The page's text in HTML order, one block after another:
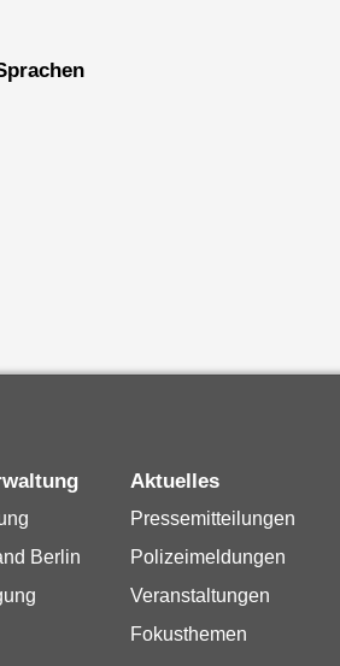
Berlin
Aktuelles
Pressemitteilungen
Polizeimeldungen
Veranstaltungen
Fokusthemen